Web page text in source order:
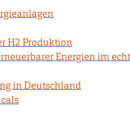
H2 Produktion
Energien im
in Deutschland